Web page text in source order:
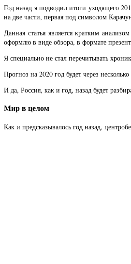
Год назад я подводил итоги уходящего
на две части, первая под символом
Данная статья является кратким
оформлю в виде обзора, в формате
Я специально не стал перечитывать
Прогноз на 2020 год будет через
И да, Россия, как и год, назад будет
Мир в целом
Как и предсказывалось год назад,